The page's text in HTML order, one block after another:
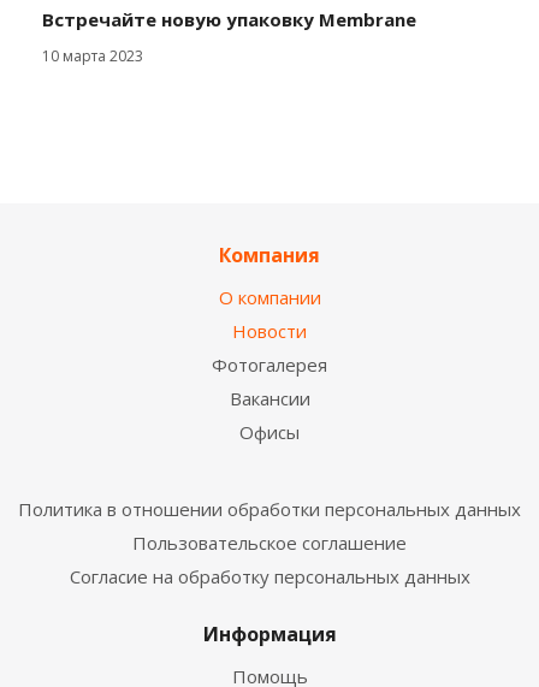
Встречайте новую упаковку Membrane
10 марта 2023
Компания
О компании
Новости
Фотогалерея
Вакансии
Офисы
Политика в отношении обработки персональных данных
Пользовательское соглашение
Согласие на обработку персональных данных
Информация
Помощь